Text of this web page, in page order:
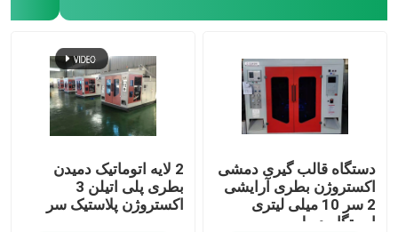
دستگاه قالب گیری دمشی
اکستروژن بطری آرایشی
2 سر 10 میلی لیتری
ایستگاه دوبل
2 لایه اتوماتیک دمیدن
بطری پلی اتیلن 3
اکستروژن پلاستیک سر